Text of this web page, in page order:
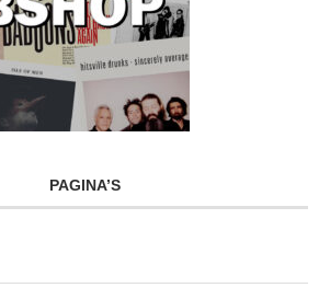
PAGINA’S